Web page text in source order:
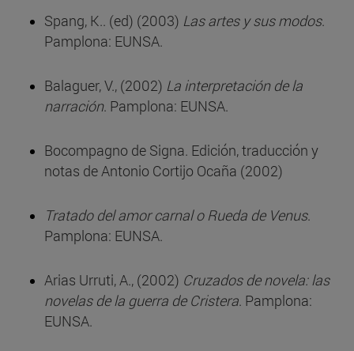
Spang, K.. (ed) (2003) Las artes y sus modos.
Pamplona: EUNSA.
Balaguer, V., (2002) La interpretación de la
narración. Pamplona: EUNSA.
Bocompagno de Signa. Edición, traducción y
notas de Antonio Cortijo Ocaña (2002)
Tratado del amor carnal o Rueda de Venus.
Pamplona: EUNSA.
Arias Urruti, A., (2002) Cruzados de novela: las
novelas de la guerra de Cristera. Pamplona:
EUNSA.